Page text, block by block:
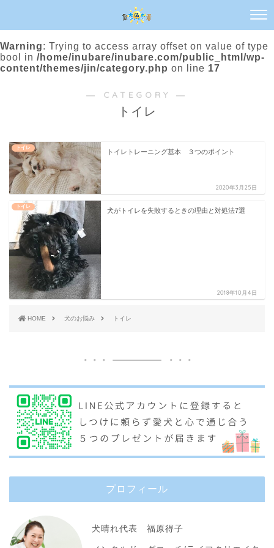
Warning: Trying to access array offset on value of type
bool in /home/inubare/inubare.com/public_html/wp-
content/themes/jin/category.php on line 17
― CATEGORY ―
トイレ
トイレ
トイレトレーニング基本 ３つのポイント
2020年3月25日
トイレ
犬がトイレを失敗するときの理由と対処法7選
2018年10月4日
HOME 犬のお悩み トイレ
プロフィール
犬晴れ代表 福原得子